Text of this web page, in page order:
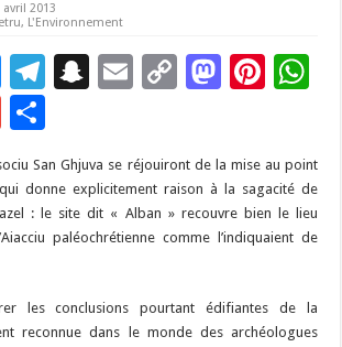
avril 2013
, L'Environnement
Bl
u
es
ky
T
gr
a
m
S
p
c
h
E
l
C
y
Li
n
M
d
o
n
Pi
es
t
p
p
G
m
ai
l
ar
ta
g
er
San Ghjuva se réjouiront de la mise au point
donne explicitement raison à la sagacité de
: le site dit « Alban » recouvre bien le lieu
paléochrétienne comme l’indiquaient de
les conclusions pourtant édifiantes de la
reconnue dans le monde des archéologues